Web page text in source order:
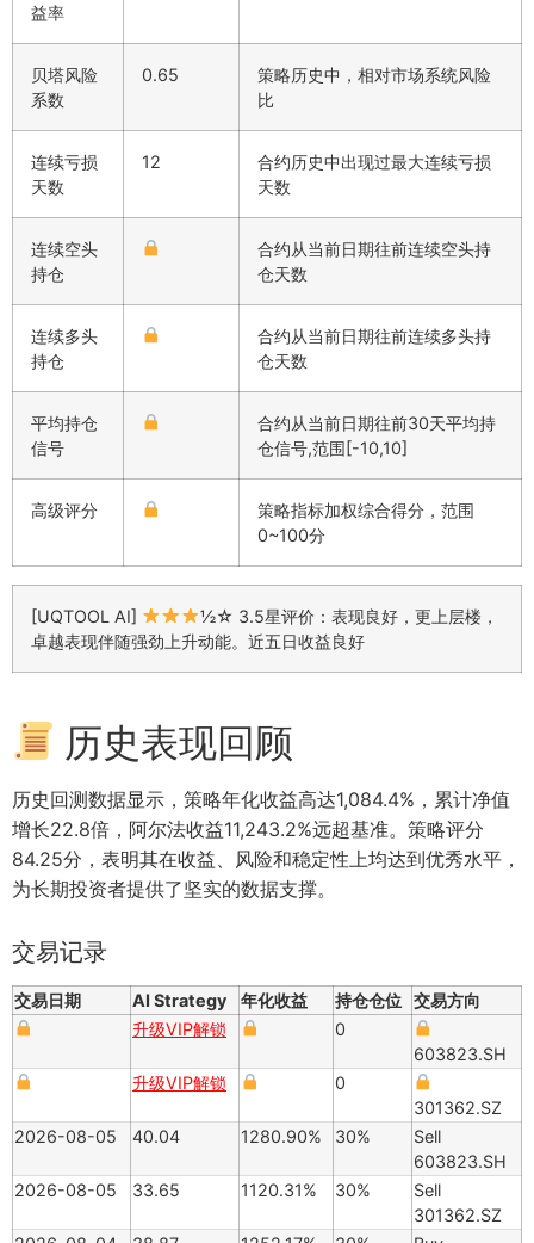
益率
贝塔风险
系数
0.65
策略历史中，相对市场系统风险
比
连续亏损
天数
12
合约历史中出现过最大连续亏损
天数
连续空头
持仓
合约从当前日期往前连续空头持
仓天数
连续多头
持仓
合约从当前日期往前连续多头持
仓天数
平均持仓
信号
合约从当前日期往前30天平均持
仓信号,范围[-10,10]
高级评分
策略指标加权综合得分，范围
0~100分
[UQTOOL AI]
½☆ 3.5星评价：表现良好，更上层楼，
卓越表现伴随强劲上升动能。近五日收益良好
历史表现回顾
历史回测数据显示，策略年化收益高达1,084.4%，累计净值
增长22.8倍，阿尔法收益11,243.2%远超基准。策略评分
84.25分，表明其在收益、风险和稳定性上均达到优秀水平，
为长期投资者提供了坚实的数据支撑。
交易记录
交易日期 AI Strategy 年化收益 持仓仓位 交易方向
升级VIP解锁
0
603823.SH
升级VIP解锁
0
301362.SZ
2026-08-05
40.04 1280.90% 30%
Sell
603823.SH
2026-08-05
33.65 1120.31% 30%
Sell
301362.SZ